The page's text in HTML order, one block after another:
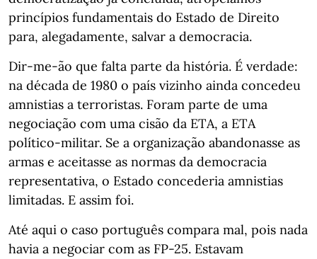
princípios fundamentais do Estado de Direito
para, alegadamente, salvar a democracia.
Dir-me-ão que falta parte da história. É verdade:
na década de 1980 o país vizinho ainda concedeu
amnistias a terroristas. Foram parte de uma
negociação com uma cisão da ETA, a ETA
político-militar. Se a organização abandonasse as
armas e aceitasse as normas da democracia
representativa, o Estado concederia amnistias
limitadas. E assim foi.
Até aqui o caso português compara mal, pois nada
havia a negociar com as FP-25. Estavam